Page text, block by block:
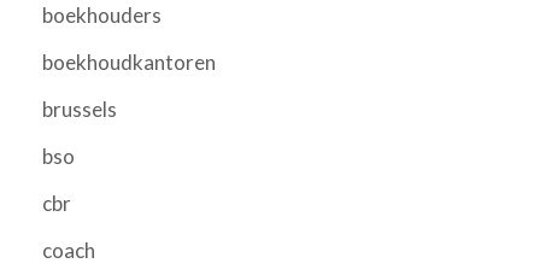
boekhouders
boekhoudkantoren
brussels
bso
cbr
coach